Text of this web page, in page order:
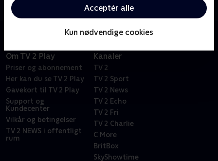
Acceptér alle
Kun nødvendige cookies
tidlige pionerdage med udforskning af det ydre rum.
Om TV 2 Play
Priser og abonnement
Her kan du se TV 2 Play
Gavekort til TV 2 Play
Support og
Kundecenter
Vilkår og betingelser
TV 2 NEWS i offentligt
rum
Kanaler
TV 2
TV 2 Sport
TV 2 News
TV 2 Echo
TV 2 Fri
TV 2 Charlie
C More
BritBox
SkyShowtime